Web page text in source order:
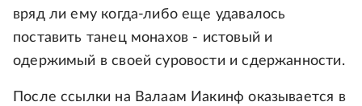
вряд ли ему когда-либо еще удавалось
поставить танец монахов - истовый и
одержимый в своей суровости и сдержанности.
После ссылки на Валаам Иакинф оказывается в